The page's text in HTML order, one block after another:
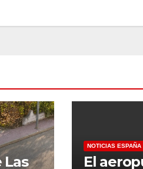
Las
NOTICIAS ESPAÑA
El